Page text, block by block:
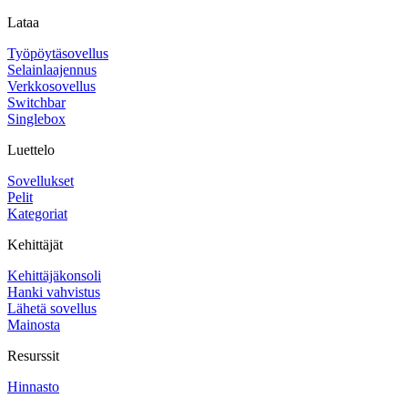
Lataa
Työpöytäsovellus
Selainlaajennus
Verkkosovellus
Switchbar
Singlebox
Luettelo
Sovellukset
Pelit
Kategoriat
Kehittäjät
Kehittäjäkonsoli
Hanki vahvistus
Lähetä sovellus
Mainosta
Resurssit
Hinnasto